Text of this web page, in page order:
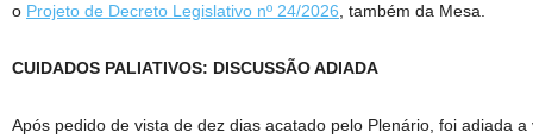
o Projeto de Decreto Legislativo nº 24/2026 , também da Mesa.
CUIDADOS PALIATIVOS: DISCUSSÃO ADIADA
Após pedido de vista de dez dias acatado pelo Plenário, foi adiada